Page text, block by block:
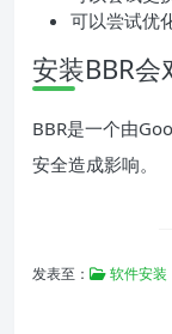
可以尝试优
安装BBR会
BBR是一个由
安全造成影响。
发表至： 软件安装